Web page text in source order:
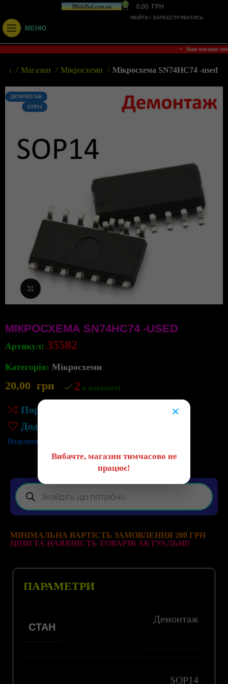
0 0,00 ГРН
УВІЙТИ / ЗАРЕЄСТРУВАТИСЬ
МЕНЮ
• Наш магазин
Магазин Мікросхеми Мікросхема SN74HC74 -used
ДЕМОНТАЖ
SOP14
Клацніть, щоб збільшити
МІКРОСХЕМА SN74HC74 -USED
Артикул: 35582
Категорія: Мікросхеми
20,00 грн 2 в наявності
Порівняння
Додати до списку бажань
Поділитись:
МІНІМАЛЬНА ВАРТІСТЬ ЗАМОВЛЕННЯ 200 ГРН
ЦІНИ ТА НАЯВНІСТЬ ТОВАРІВ АКТУАЛЬНІ!
ПАРАМЕТРИ
СТАН
Демонтаж
SOP14
×
Вибачте, магазин тимчасово не
працює!